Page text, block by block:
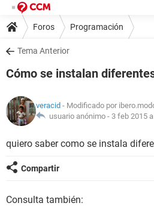
Foros Programación
Tema Anterior
Cómo se instalan
veracid - Modificado por
usuario anónimo - 3 feb 2015
quiero saber como se instala
Compartir
Consulta también: